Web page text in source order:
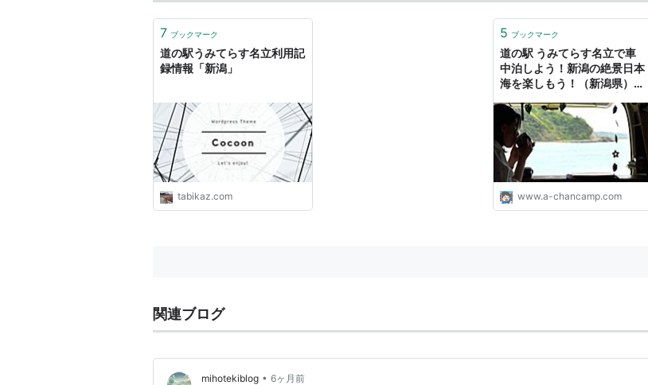
7 ブックマーク
道の駅うみてらす名立利用記
録情報「新潟」
tabikaz.com
5 ブックマーク
道の駅 うみてらす名立で車
中泊しよう！新潟の絶景日本
海を楽しもう！（新潟県）
Ｏ～！
www.a-chancamp.com
関連ブログ
mihotekiblog • 6ヶ月前